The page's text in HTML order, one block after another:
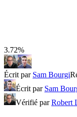
3.72%
Écrit par Sam Bourgi
Écrit par Sam
Vérifié parRobert